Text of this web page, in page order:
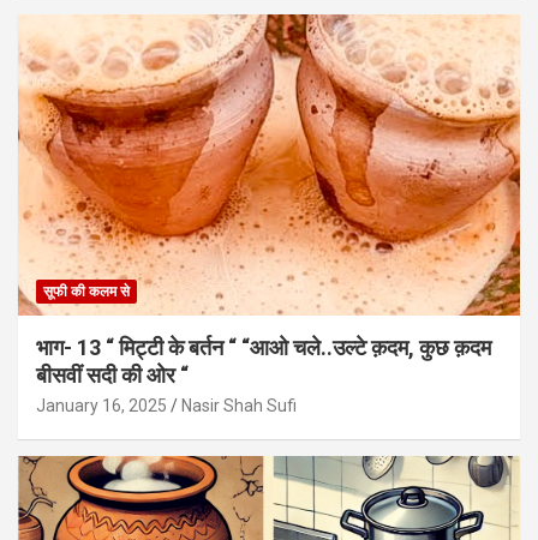
सूफी की कलम से
भाग- 13 “ मिट्टी के बर्तन “ “आओ चले..उल्टे क़दम, कुछ क़दम
बीसवीं सदी की ओर “
January 16, 2025 Nasir Shah Sufi